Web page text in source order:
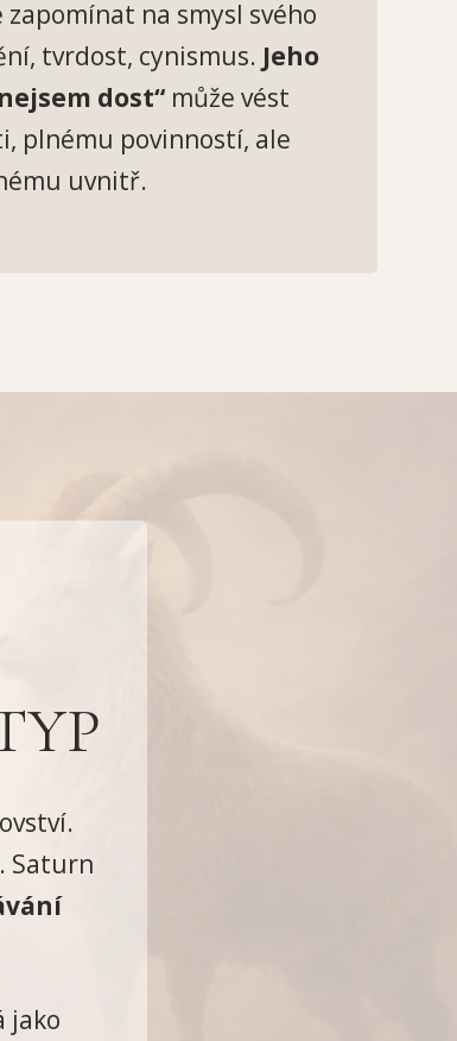
na smysl svého
tvrdost, cynismus. Jeho
dost“může vést
plnému povinností, ale
uvnitř.
. Saturn
jako